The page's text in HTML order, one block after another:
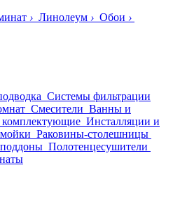
› Линолеум › Обои ›
Системы фильтрации
Смесители Ванны и
Инсталляции и
Раковины-столешницы
Полотенцесушители